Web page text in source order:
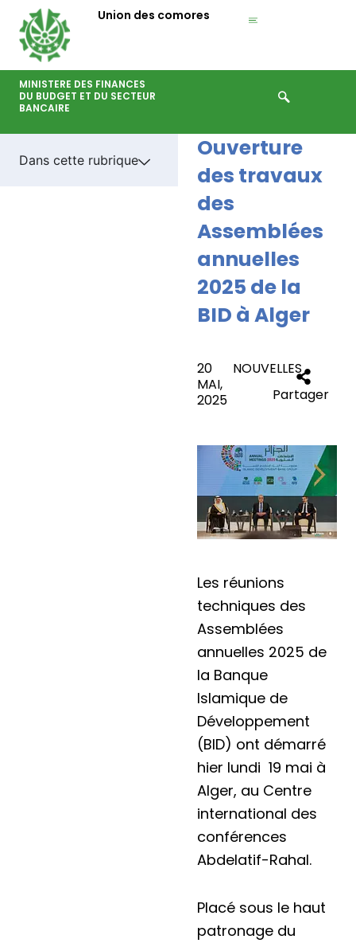
contenu
Union des comores
MINISTERE DES FINANCES
DU BUDGET ET DU SECTEUR
BANCAIRE
Dans cette rubrique
Ouverture
des travaux
des
Assemblées
annuelles
2025 de la
BID à Alger
20
MAI,
2025
NOUVELLES
Partager
Les réunions
techniques des
Assemblées
annuelles 2025 de
la Banque
Islamique de
Développement
(BID) ont démarré
hier lundi 19 mai à
Alger, au Centre
international des
conférences
Abdelatif-Rahal.
Placé sous le haut
patronage du